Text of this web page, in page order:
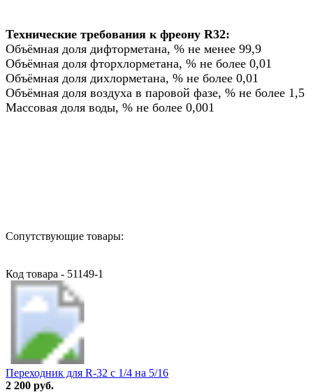
Технические требования к фреону R32:
Объёмная доля дифторметана, % не менее 99,9
Объёмная доля фторхлорметана, % не более 0,01
Объёмная доля дихлорметана, % не более 0,01
Объёмная доля воздуха в паровой фазе, % не более 1,5
Массовая доля воды, % не более 0,001
Сопутствующие товары:
Код товара - 51149-1
Переходник для R-32 с 1/4 на 5/16
2 200 руб.